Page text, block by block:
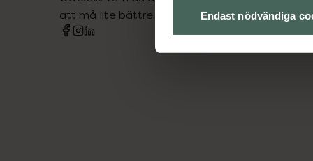
Endast nödvändiga
att må lite bättre. Välkommen att prata med